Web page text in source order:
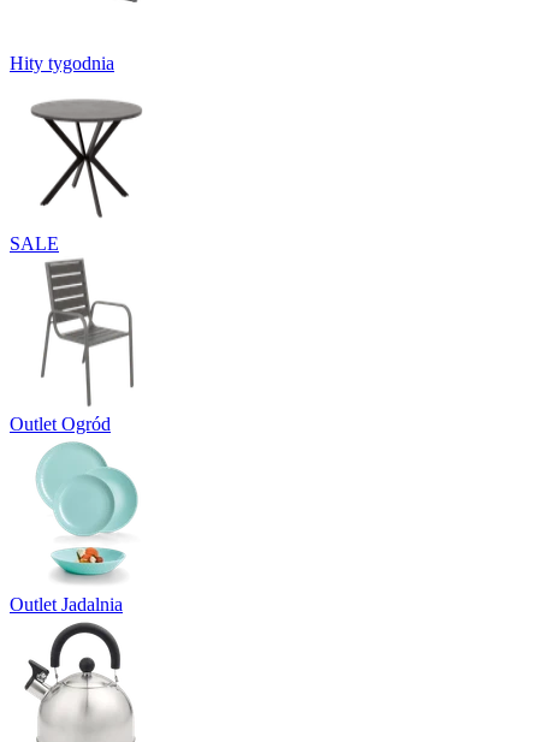
Hity tygodnia
SALE
Outlet Ogród
Outlet Jadalnia